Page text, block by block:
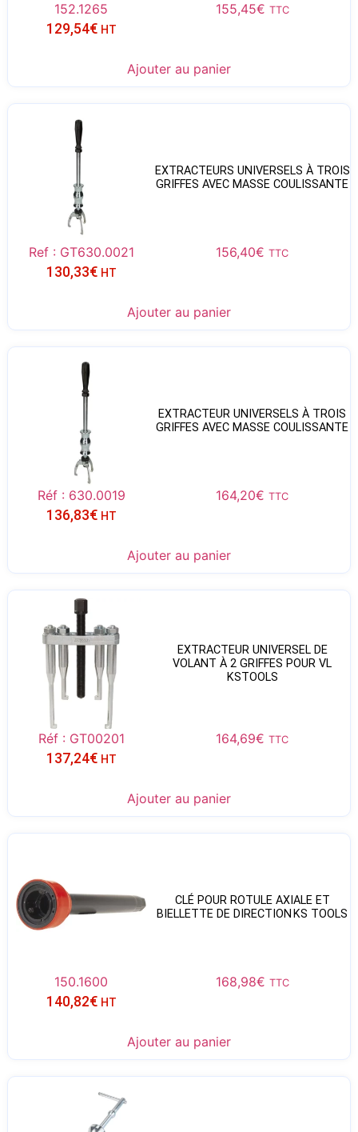
152.1265 155,45€ TTC
129,54€ HT
Ajouter au panier
EXTRACTEURS UNIVERSELS À TROIS
GRIFFES AVEC MASSE COULISSANTE
Ref : GT630.0021 156,40€ TTC
130,33€ HT
Ajouter au panier
EXTRACTEUR UNIVERSELS À TROIS
GRIFFES AVEC MASSE COULISSANTE
Réf : 630.0019 164,20€ TTC
136,83€ HT
Ajouter au panier
EXTRACTEUR UNIVERSEL DE
VOLANT À 2 GRIFFES POUR VL
KSTOOLS
Réf : GT00201 164,69€ TTC
137,24€ HT
Ajouter au panier
CLÉ POUR ROTULE AXIALE ET
BIELLETTE DE DIRECTION KS TOOLS
150.1600 168,98€ TTC
140,82€ HT
Ajouter au panier